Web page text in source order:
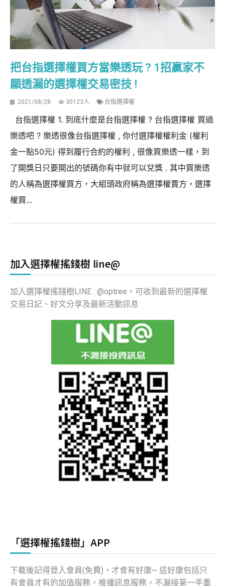
把台指選擇權買方當樂透玩 ? 1招贏家不
願透漏的選擇權交易密技 !
2021/08/28 30123人 台指選擇權
台指選擇權 1. 到底什麼是台指選擇權 ? 台指選擇權 買過
樂透吧 ? 樂透很像台指選擇權 , 你付選擇權權利金 (權利
金一點50元) 得到履行合約的權利 , 很像買樂透一樣，到
了開獎日只要開出的號碼你有中就可以兌獎 . 其中買樂透
的人稱為選擇權買方，大組頭政府稱為選擇權賣方，選擇
權買...
加入選擇權搖錢樹 line@
加入選擇權搖錢樹LINE : @optree，可收到最新的選擇權
交易日記、好文分享及最新活動訊息
「選擇權搖錢樹」APP
下載後記得登入會員(免費)，才會有好康~ 這好康包括只
有會員才有的加值服務，推播訊息服務，不漏接第一手重